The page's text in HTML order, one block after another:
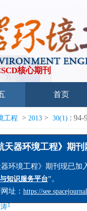
核心期刊
首页
工程 > 2013 > 30(1) : 94-
, 王林涛. 载人航天器高压
Hongtai, Wang Lintao.
配电安全性设计
1
器环境工程》期刊现已
与知识服务平台”。
新网址：https://